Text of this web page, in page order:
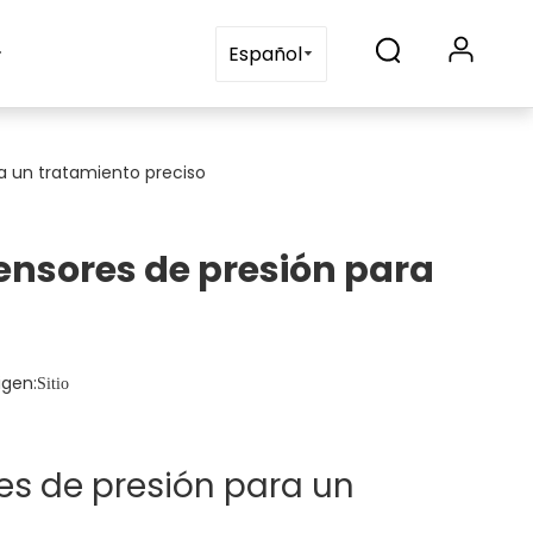
ContáctenosEspañol
un tratamiento preciso
de presión para
Sitio
de presión para un